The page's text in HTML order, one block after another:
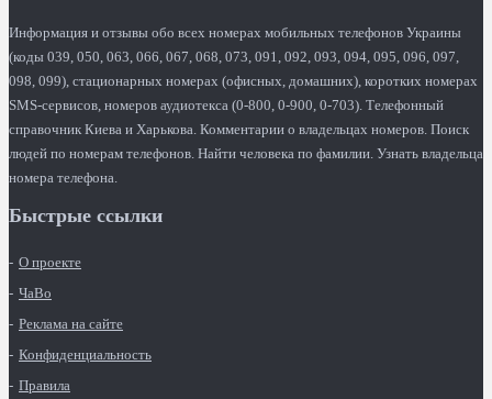
Информация и отзывы обо всех номерах мобильных телефонов Украины
(коды 039, 050, 063, 066, 067, 068, 073, 091, 092, 093, 094, 095, 096, 097,
098, 099), стационарных номерах (офисных, домашних), коротких номерах
SMS-сервисов, номеров аудиотекса (0-800, 0-900, 0-703). Телефонный
справочник Киева и Харькова. Комментарии о владельцах номеров. Поиск
людей по номерам телефонов. Найти человека по фамилии. Узнать владельца
номера телефона.
Быстрые ссылки
О проекте
ЧаВо
Реклама на сайте
Конфиденциальность
Правила